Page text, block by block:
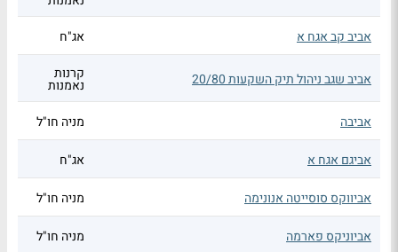
אביב קב אגח א
אג"ח
אביב שגב ניהול תיק השקעות 20/80 קרנות
נאמנות
אביבה
מניה חו"ל
אביגם אגח א אג"ח
אביווקס סוסייטה אנונימה מניה חו"ל
אביוניקס פארמה מניה חו"ל